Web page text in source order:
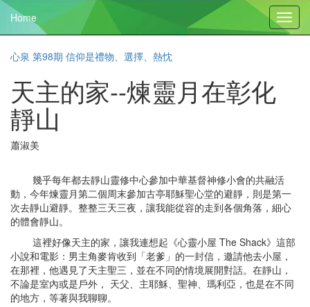
Home
心泉 第98期 信仰是禮物、選擇、熱忱
天主的家--煉靈月在彰化
靜山
蕭淑美
幾乎每年都去靜山靈修中心參加中華基督神修小會的共融活
動，今年煉靈月第二個周末參加古亭耶穌聖心堂的避靜，則是第一
次去靜山避靜。整整三天三夜，讓我能從容的走到各個角落，細心
的體會靜山。
這裡好像天主的家，讓我連想起《心靈小屋 The Shack》這部
小說和電影：男主角麥肯收到「老爹」的一封信，邀請他去小屋，
在那裡，他遇見了天主聖三，並在不同的情境展開對話。在靜山，
不論是室內或是戶外， 天父、主耶穌、聖神、瑪利亞，也是在不同
的地方，等著與我聊聊。